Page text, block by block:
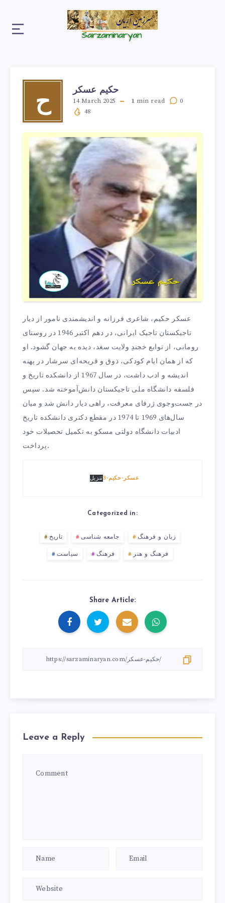
ح
حکیم عسکر
14 March 2025 1 min read
0
48
عسکر حکیم، شاعری فرزانه و اندیشمندی نامور از دیار
تاجیکستان تاجیک ایرانی، در دهم اکتبر 1946 در روستای
رومانی، از توابع خجندِ ولایت سغد، دیده به جهان گشود. او
که از همان ایام کودکی، ذوق و قریحه‌ای سرشار در پهنه
اندیشه و ادب داشت، در سال 1967 از دانشکده تاریخ و
فلسفه دانشگاه ملی تاجیکستان دانش‌آموخته شد. سپس
در جست‌وجوی ژرفای معرفت، راهی دیار دانش شد و میان
سال‌های 1969 تا 1974 در مقطع دکتری دانشکده تاریخ
ادبیات دانشگاه دولتی مسکو به تکمیل تحصیلات خود
پرداخت.
عسکر-حکیم-3 تنزیل
Categorized in:
تاریخ جامعه شناسی زبان و فرهنگ
سیاست فرهنگ فرهنگ و هنر
Share Article:
Leave a Reply